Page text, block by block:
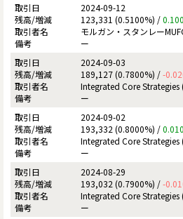
2024-09-12
123,331 (0.5100%) /
モルガン・スタンレー
ー
2024-09-03
189,127 (0.7800%) /-
Integrated Core Strategies
ー
2024-09-02
193,332 (0.8000%) /
Integrated Core Strategies
ー
2024-08-29
193,032 (0.7900%) /-
Integrated Core Strategies
ー